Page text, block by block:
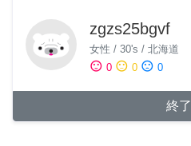
zgzs25bgvf
女性 / 30's / 北海道
sentiment_satisfied 0 sentiment_neutral 0 sentiment_dissatisfied 0
終了